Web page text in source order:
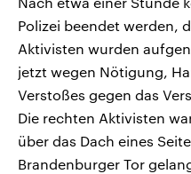
Polizei beendet werden,
Aktivisten wurden
jetzt wegen Nötigung,
Verstoßes gegen das
Die rechten Aktivisten
über das Dach eines
Brandenburger Tor